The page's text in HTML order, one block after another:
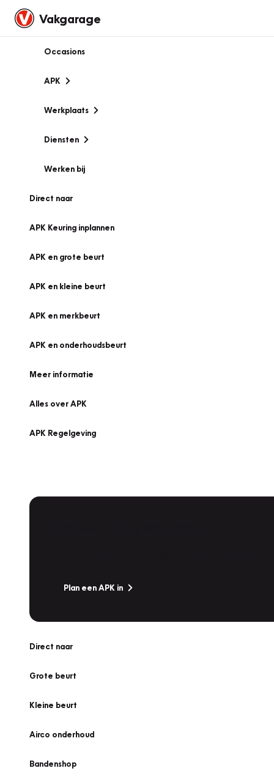
Vakgarage
Occasions
APK
Werkplaats
Diensten
Werken bij
Direct naar
APK Keuring inplannen
APK en grote beurt
APK en kleine beurt
APK en merkbeurt
APK en onderhoudsbeurt
Meer informatie
Alles over APK
APK Regelgeving
Plan een APK in
Direct naar
Grote beurt
Kleine beurt
Airco onderhoud
Bandenshop